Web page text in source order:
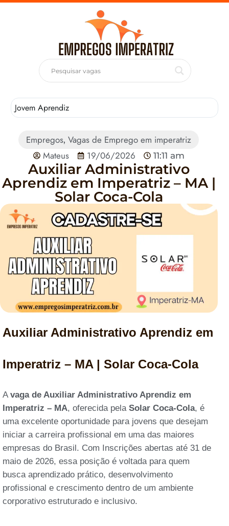
Jovem Aprendiz
Empregos,Vagas de Emprego em imperatriz
Mateus
19/06/2026 11:11 am
Auxiliar Administrativo
Aprendiz em Imperatriz – MA |
Solar Coca-Cola
Auxiliar Administrativo Aprendiz em
Imperatriz – MA | Solar Coca-Cola
A vaga de Auxiliar Administrativo Aprendiz em
Imperatriz – MA, oferecida pela Solar Coca-Cola, é
uma excelente oportunidade para jovens que desejam
iniciar a carreira profissional em uma das maiores
empresas do Brasil. Com Inscrições abertas até 31 de
maio de 2026, essa posição é voltada para quem
busca aprendizado prático, desenvolvimento
profissional e crescimento dentro de um ambiente
corporativo estruturado e inclusivo.